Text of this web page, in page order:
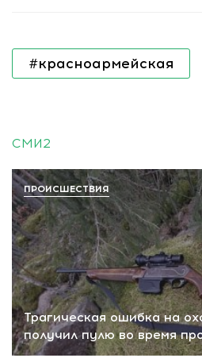
#красноармейская
СМИ2
Трагическая ошибка на
получил пулю во время
ПРОИСШЕСТВИЯ